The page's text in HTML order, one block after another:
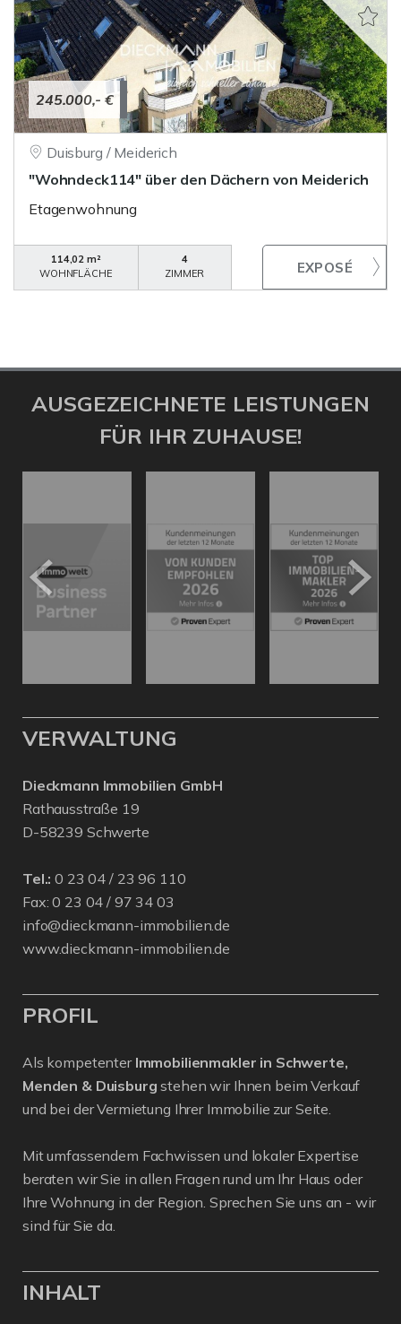
245.000,- €
Duisburg / Meiderich
"Wohndeck114" über den Dächern von Meiderich
Etagenwohnung
114,02 m²
WOHNFLÄCHE
4
ZIMMER
AUSGEZEICHNETE LEISTUNGEN
FÜR IHR ZUHAUSE!
VERWALTUNG
Dieckmann Immobilien GmbH
Rathausstraße 19
D-58239 Schwerte
Tel.: 0 23 04 / 23 96 110
Fax: 0 23 04 / 97 34 03
info@dieckmann-immobilien.de
www.dieckmann-immobilien.de
PROFIL
Als kompetenter Immobilienmakler in Schwerte,
Menden & Duisburg stehen wir Ihnen beim Verkauf
und bei der Vermietung Ihrer Immobilie zur Seite.
Mit umfassendem Fachwissen und lokaler Expertise
beraten wir Sie in allen Fragen rund um Ihr Haus oder
Ihre Wohnung in der Region. Sprechen Sie uns an - wir
sind für Sie da.
INHALT